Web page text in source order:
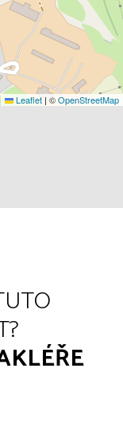
Leaflet | ©OpenStreetMap